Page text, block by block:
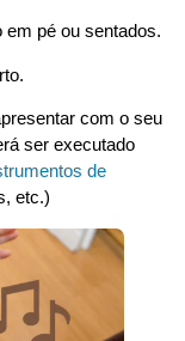
pé ou sentados.
com o seu
ser executado
de
etc.)